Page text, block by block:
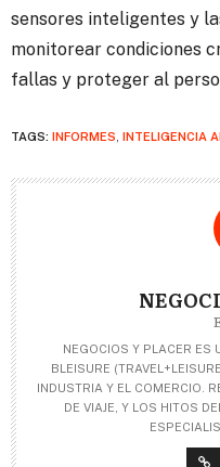
sensores inteligentes y
monitorear condiciones
fallas y proteger al
TAGS: INFORMES INTELIGENCIA
NEGOCIOS Y PLACER ES
BLEISURE
INDUSTRIA Y EL COMERCIO.
DE VIAJE, Y LOS HITOS